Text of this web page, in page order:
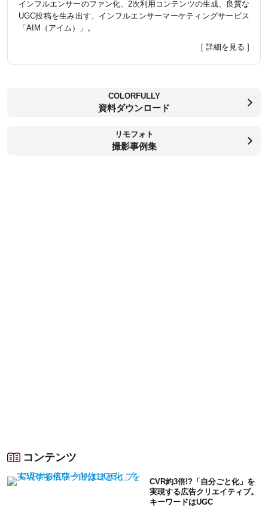
インフルエンサーのファン化、2次利用コンテンツの生成、良質な
UGC投稿を生み出す、インフルエンサーマーケティングサービス
「AIM（アイム）」。
[ 詳細を見る ]
COLORFULLY
資料ダウンロード
リモフォト
撮影事例集
コンテンツ
CVR約3倍!?「自分ごと化」を
実現する広告クリエイティブ。
キーワードはUGC